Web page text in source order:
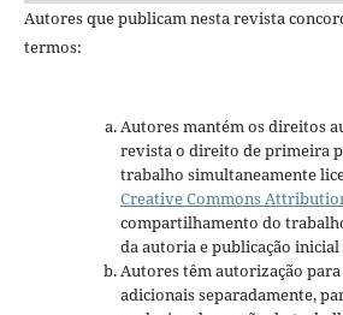
Autores que publicam nesta revista
termos:
Autores mantém os direitos
revista o direito de primeira
trabalho simultaneamente
Creative Commons
compartilhamento do
da autoria e publicação
Autores têm autorização
adicionais separadamente,